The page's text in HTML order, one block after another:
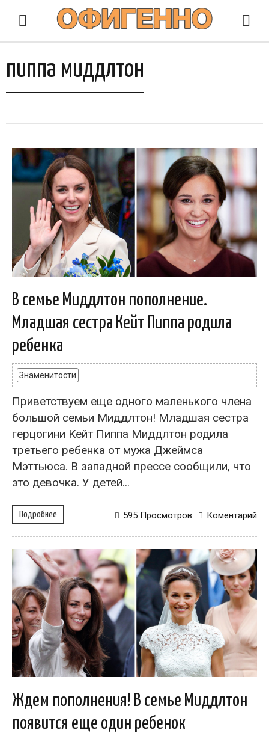
пиппа миддлтон
В семье Миддлтон пополнение.
Младшая сестра Кейт Пиппа родила
ребенка
Знаменитости
Приветствуем еще одного маленького члена
большой семьи Миддлтон! Младшая сестра
герцогини Кейт Пиппа Миддлтон родила
третьего ребенка от мужа Джеймса
Мэттьюса. В западной прессе сообщили, что
это девочка. У детей...
Подробнее Коментарий
595 Просмотров
Ждем пополнения! В семье Миддлтон
появится еще один ребенок